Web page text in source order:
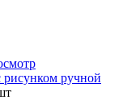
рисунком ручной